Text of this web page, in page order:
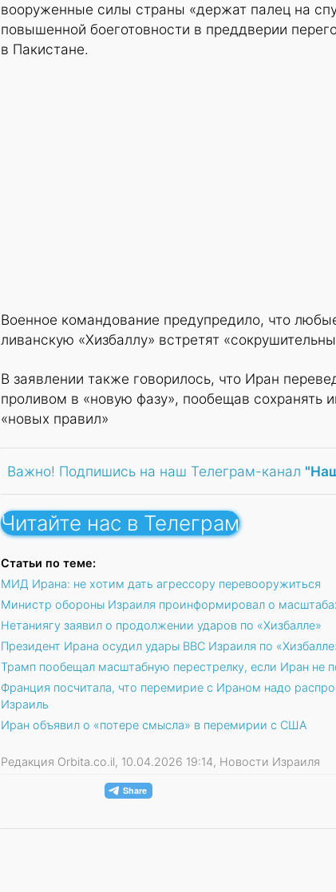
вооруженные силы страны «держат палец на
повышенной боеготовности в преддверии
в Пакистане.
Военное командование предупредило, что
ливанскую «Хизбаллу» встретят
В заявлении также говорилось, что Иран
проливом в «новую фазу», пообещав сохранять
«новых правил»
Важно! Подпишись на наш Телеграм-канал
Читайте нас в Телеграм
Статьи по теме:
МИД Ирана: не хотим дать агрессору перевооружиться
Министр обороны Израиля проинформировал о
Нетаниягу заявил о продолжении ударов по «Хизбалле»
Президент Ирана осудил удары ВВС Израиля по
Трамп пообещал масштабную перестрелку, если Иран не
Франция посчитала, что перемирие с Ираном надо
Израиль
Иран объявил о «потере смысла» в перемирии с США
Редакция Orbita.co.il, 10.04.2026 19:14, Новости Израиля